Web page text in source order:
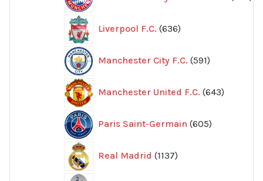
Liverpool F.C. 636
produkter
Manchester City F.C. 591
produkter
Manchester United F.C. 643
Paris Saint-Germain 605
produkter
Real Madrid 1137
produkter